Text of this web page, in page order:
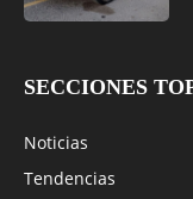
SECCIONES
Noticias
Tendencias